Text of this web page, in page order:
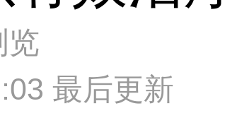
览
最后更新